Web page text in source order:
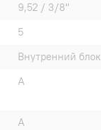
9,52 / 3/8"
5
Внутренний блок
A
A